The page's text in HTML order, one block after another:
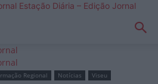
Estação Diária – Edição Jornal
Regional Notícias Viseu